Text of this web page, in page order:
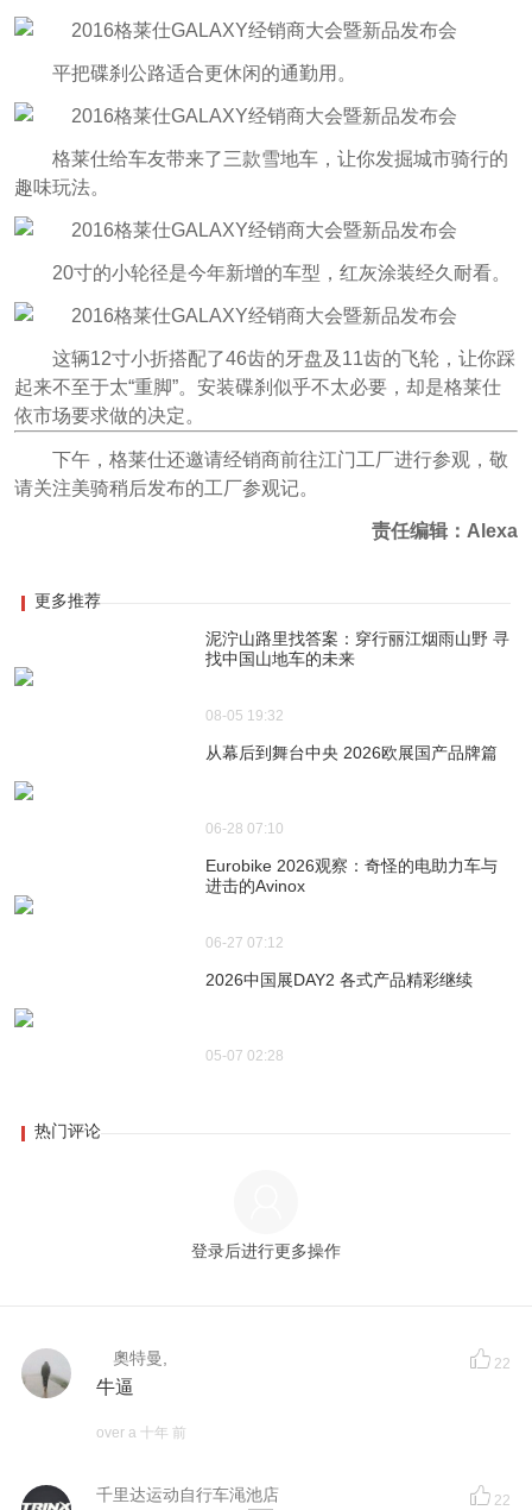
平把碟刹公路适合更休闲的通勤用。
格莱仕给车友带来了三款雪地车，让你发掘城市骑行的
趣味玩法。
20寸的小轮径是今年新增的车型，红灰涂装经久耐看。
这辆12寸小折搭配了46齿的牙盘及11齿的飞轮，让你踩
起来不至于太“重脚”。安装碟刹似乎不太必要，却是格莱仕
依市场要求做的决定。
下午，格莱仕还邀请经销商前往江门工厂进行参观，敬
请关注美骑稍后发布的工厂参观记。
责任编辑：Alexa
更多推荐
泥泞山路里找答案：穿行丽江烟雨山野 寻
找中国山地车的未来
08-05 19:32
从幕后到舞台中央 2026欧展国产品牌篇
06-28 07:10
Eurobike 2026观察：奇怪的电助力车与
进击的Avinox
06-27 07:12
2026中国展DAY2 各式产品精彩继续
05-07 02:28
热门评论
登录后进行更多操作
ゝ奧特曼, 22
牛逼
over a 十年 前
千里达运动自行车渑池店 22